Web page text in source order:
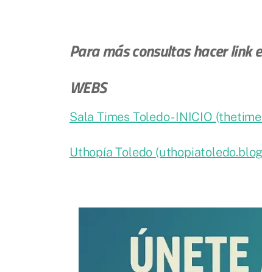
Para más consultas hacer link
WEBS
Sala Times Toledo - INICIO
Uthopía Toledo